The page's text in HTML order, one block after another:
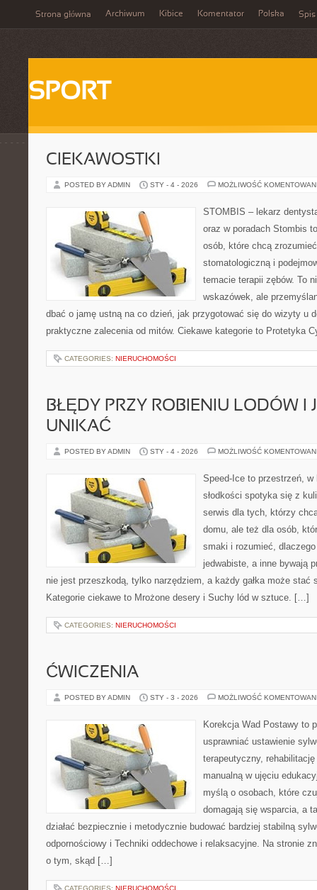
Strona główna Archiwum Kibice Komentator Polska Spis
SPORT
CIEKAWOSTKI
POSTED BY ADMIN STY - 4 - 2026 MOŻLIWOŚĆ
STOMBIS – lekarz
oraz w poradach Stombis
osób, które chcą
stomatologiczną i
temacie terapii zębów. To
wskazówek, ale
dbać o jamę ustną na co dzień, jak przygotować się do wizyty u
praktyczne zalecenia od mitów. Ciekawe kategorie to Protetyka
CATEGORIES: NIERUCHOMOŚCI
BŁĘDY PRZY ROBIENIU LODÓW I
UNIKAĆ
POSTED BY ADMIN STY - 4 - 2026 MOŻLIWOŚĆ
Speed-Ice to przestrzeń,
słodkości spotyka się z
serwis dla tych, którzy
domu, ale też dla osób,
smaki i rozumieć,
jedwabiste, a inne bywają
nie jest przeszkodą, tylko narzędziem, a każdy gałka może stać
Kategorie ciekawe to Mrożone desery i Suchy lód w sztuce. […]
CATEGORIES: NIERUCHOMOŚCI
ĆWICZENIA
POSTED BY ADMIN STY - 3 - 2026 MOŻLIWOŚĆ
Korekcja Wad Postawy to
usprawniać ustawienie
terapeutyczny,
manualną w ujęciu
myślą o osobach, które
domagają się wsparcia, a
działać bezpiecznie i metodycznie budować bardziej stabilną
odpornościowy i Techniki oddechowe i relaksacyjne. Na stronie
o tym, skąd […]
CATEGORIES: NIERUCHOMOŚCI